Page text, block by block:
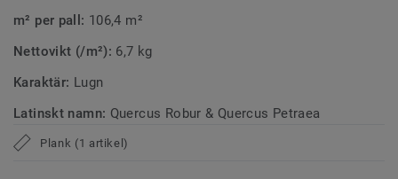
m² per pall: 106,4 m²
Nettovikt (/m²): 6,7 kg
Karaktär: Lugn
Latinskt namn: Quercus Robur & Quercus Petraea
Plank (1 artikel)